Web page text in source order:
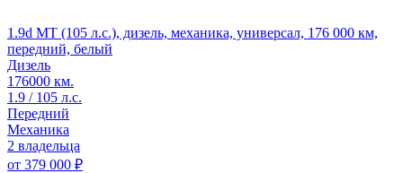
1.9d MT (105 л.с.), дизель, механика, универсал, 176 000 км,
передний, белый
Дизель
176000 км.
1.9 / 105 л.с.
Передний
Механика
2 владельца
от 379 000 ₽